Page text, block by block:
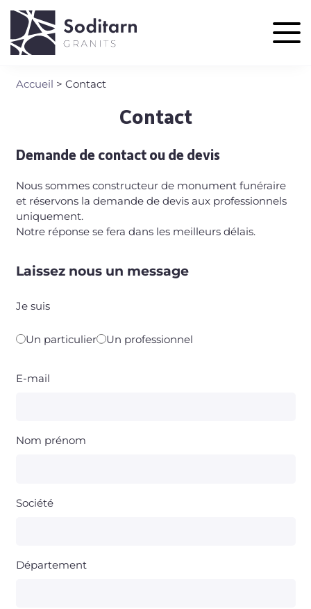
Aller
contenu
principal
Accueil Contact
Contact
Demande de contact ou de devis
Nous sommes constructeur de monument funéraire
et réservons la demande de devis aux professionnels
uniquement.
Notre réponse se fera dans les meilleurs délais.
Laissez nous un message
Je suis
Un particulier Un professionnel
E-mail
Nom prénom
Société
Département